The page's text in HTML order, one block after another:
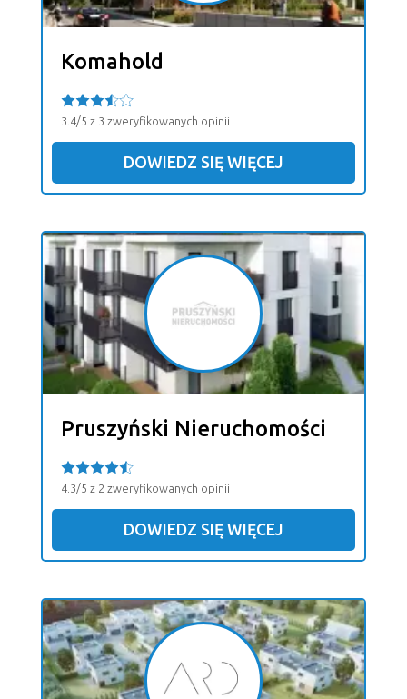
Komahold
3.4/5 z 3 zweryfikowanych opinii
DOWIEDZ SIĘ WIĘCEJ
Pruszyński Nieruchomości
4.3/5 z 2 zweryfikowanych opinii
DOWIEDZ SIĘ WIĘCEJ